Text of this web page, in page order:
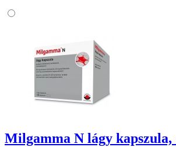
Milgamma N lágy kapszula,